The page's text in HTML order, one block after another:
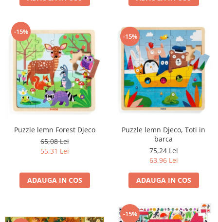
-15%
Puzzle lemn Forest Djeco
65,08 Lei
55,31 Lei
ADAUGA IN COS
-15%
Puzzle lemn Djeco, Toti in
barca
75,24 Lei
63,96 Lei
ADAUGA IN COS
-15%